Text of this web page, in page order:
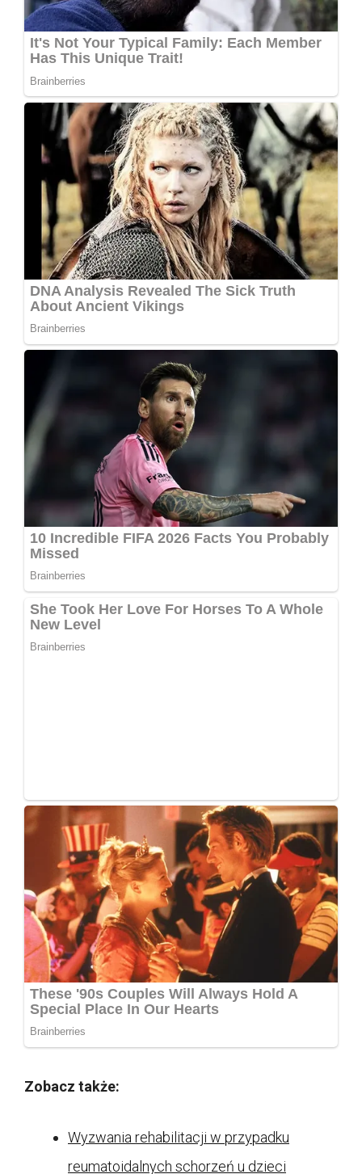
Zobacz także:
Wyzwania rehabilitacji w przypadku
reumatoidalnych schorzeń u dzieci